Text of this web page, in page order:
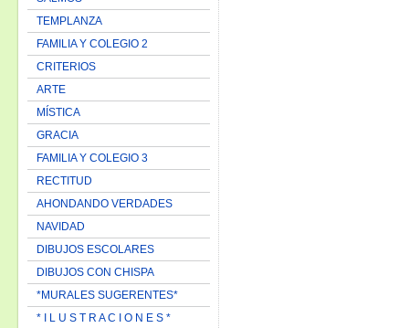
TEMPLANZA
FAMILIA Y COLEGIO 2
CRITERIOS
ARTE
MÍSTICA
GRACIA
FAMILIA Y COLEGIO 3
RECTITUD
AHONDANDO VERDADES
NAVIDAD
DIBUJOS ESCOLARES
DIBUJOS CON CHISPA
*MURALES SUGERENTES*
* I L U S T R A C I O N E S *